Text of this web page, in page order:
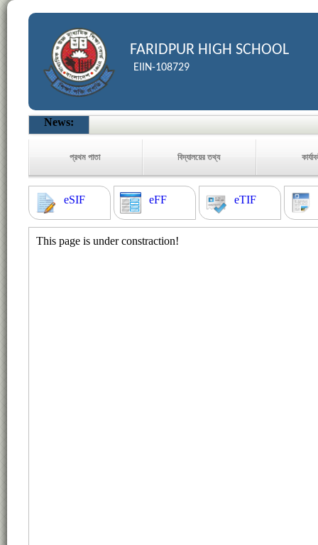
FARIDPUR HIGH SCHOOL
EIIN-108729
News:
প্রথম পাতা বিদ্যালয়ের তথ্য
eSIF eFF eTIF
This page is under constraction!